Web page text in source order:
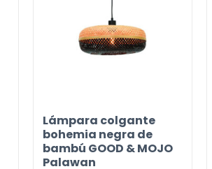
Lámpara colgante
bohemia negra de
bambú GOOD & MOJO
Palawan